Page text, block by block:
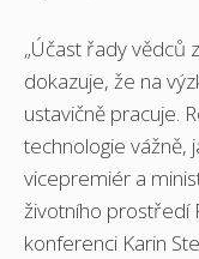
„Účast řady vědců
dokazuje, že na
ustavičně pracuje.
technologie vážně,
vicepremiér a
životního prostředí
konferenci Karin